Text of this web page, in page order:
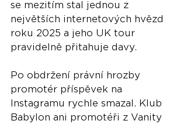
se mezitím stal jednou z
největších internetových hvězd
roku 2025 a jeho UK tour
pravidelně přitahuje davy.
Po obdržení právní hrozby
promotér příspěvek na
Instagramu rychle smazal. Klub
Babylon ani promotéři z Vanity